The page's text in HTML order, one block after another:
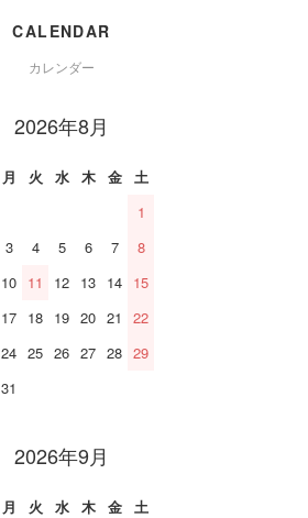
CALENDAR
カレンダー
2026年8月
月 火 水 木 金
土
1
3 4 5 6 7
8
10 11 12 13 14 15
17 18 19 20 21
22
24 25 26 27 28 29
31
2026年9月
月 火 水 木 金
土